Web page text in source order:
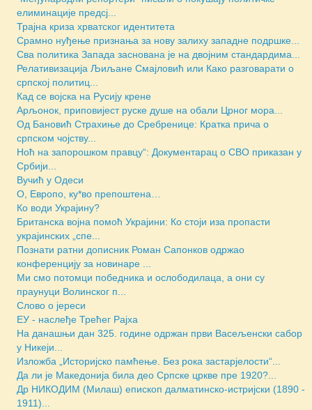
елиминације предсј...
Трајна криза хрватског идентитета
Срамно нуђење признања за нову залиху западне подршке...
Сва политика Запада заснована је на двојним стандардима...
Релативизација Љиљане Смајловић или Како разговарати о
српској политиц...
Кад се војска на Русију крене
Арљонок, приповијест руске душе на обали Црног мора...
Од Бановић Страхиње до Сребренице: Кратка прича о
српском чојству...
Ноћ на запорошком правцу“: Документарац о СВО приказан у
Србији...
Вучић у Одеси
О, Европо, ку*во препоштена…
Ко води Украјину?
Британска војна помоћ Украјини: Ко стоји иза пропасти
украјинских „спе...
Познати ратни дописник Роман Сапонков одржао
конференцију за новинаре ...
Ми смо потомци победника и ослободилаца, а они су
праунуци Волинског п...
Слово о јереси
ЕУ - наслеђе Трећег Рајха
На данашњи дан 325. године одржан први Васељенски сабор
у Никеји...
Изложба „Историјско памћење. Без рока застарјелости“...
Да ли је Македонија била део Српске цркве пре 1920?...
Др НИКОДИМ (Милаш) епископ далматинско-истријски (1890 -
1911)...